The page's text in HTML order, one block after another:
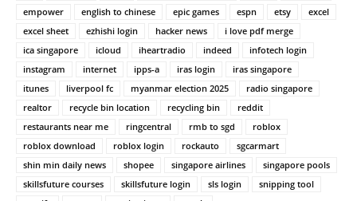
empower
english to chinese epic games espn etsy
excel
excel sheet
ezhishi login hacker news
i love pdf merge
ica singapore
icloud iheartradio indeed
infotech login
instagram
internet ipps-a iras login
iras singapore
itunes
liverpool fc myanmar election 2025
radio singapore
realtor
recycle bin location recycling bin
reddit
restaurants near me
ringcentral rmb to sgd
roblox
roblox download
roblox login rockauto
sgcarmart
shin min daily news
shopee singapore airlines
singapore pools
skillsfuture courses
skillsfuture login sls login
snipping tool